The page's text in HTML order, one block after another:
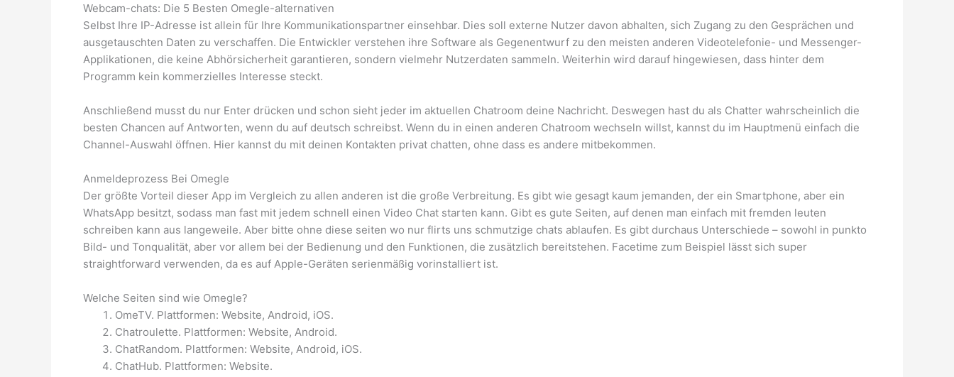
Webcam-chats: Die 5 Besten Omegle-alternativen
Selbst Ihre IP-Adresse ist allein für Ihre Kommunikationspartner einsehbar. Dies soll externe Nutzer davon abhalten, sich Zugang zu den Gesprächen und
ausgetauschten Daten zu verschaffen. Die Entwickler verstehen ihre Software als Gegenentwurf zu den meisten anderen Videotelefonie- und Messenger-
Applikationen, die keine Abhörsicherheit garantieren, sondern vielmehr Nutzerdaten sammeln. Weiterhin wird darauf hingewiesen, dass hinter dem
Programm kein kommerzielles Interesse steckt.
Anschließend musst du nur Enter drücken und schon sieht jeder im aktuellen Chatroom deine Nachricht. Deswegen hast du als Chatter wahrscheinlich die
besten Chancen auf Antworten, wenn du auf deutsch schreibst. Wenn du in einen anderen Chatroom wechseln willst, kannst du im Hauptmenü einfach die
Channel-Auswahl öffnen. Hier kannst du mit deinen Kontakten privat chatten, ohne dass es andere mitbekommen.
Anmeldeprozess Bei Omegle
Der größte Vorteil dieser App im Vergleich zu allen anderen ist die große Verbreitung. Es gibt wie gesagt kaum jemanden, der ein Smartphone, aber ein
WhatsApp besitzt, sodass man fast mit jedem schnell einen Video Chat starten kann. Gibt es gute Seiten, auf denen man einfach mit fremden leuten
schreiben kann aus langeweile. Aber bitte ohne diese seiten wo nur flirts uns schmutzige chats ablaufen. Es gibt durchaus Unterschiede – sowohl in punkto
Bild- und Tonqualität, aber vor allem bei der Bedienung und den Funktionen, die zusätzlich bereitstehen. Facetime zum Beispiel lässt sich super
straightforward verwenden, da es auf Apple-Geräten serienmäßig vorinstalliert ist.
Welche Seiten sind wie Omegle?
OmeTV. Plattformen: Website, Android, iOS.
Chatroulette. Plattformen: Website, Android.
ChatRandom. Plattformen: Website, Android, iOS.
ChatHub. Plattformen: Website.